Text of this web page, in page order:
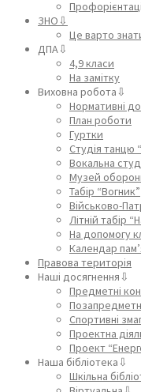
ЗНО⇩
Це варто
ДПА⇩
4,9 класи
На замітку
Виховна робота⇩
Нормативні
План роботи
Гуртки
Студія танцю
Вокальна
Музей
Табір “Вогник”
Військово-
Літній табір
На допомогу
Календар
Правова територія
Наші досягнення⇩
Предметні
Спортивні
Проектна
Проект
Наша бібліотека⇩
Шкільна